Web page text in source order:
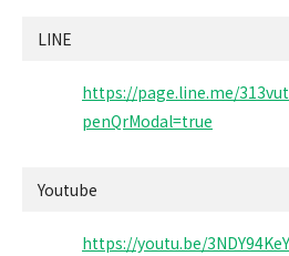
LINE
https://page.line.me/
penQrModal=true
Youtube
https://youtu.be/